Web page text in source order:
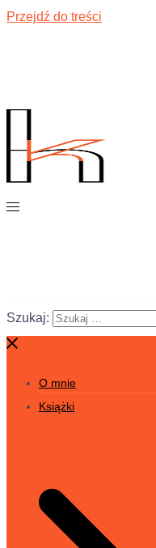
Przejdź do treści
Szukaj:
O mnie
Książki